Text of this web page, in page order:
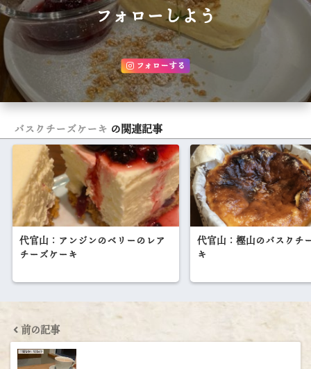
フォローしよう
フォローする
バスクチーズケーキ の関連記事
代官山：アンジンのベリーのレア
チーズケーキ
代官山：樫山のバスクチ
キ
前の記事